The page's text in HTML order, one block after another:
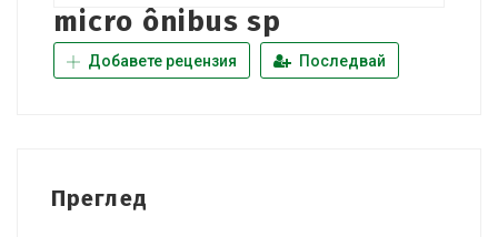
micro ônibus sp
Добавете рецензия Последвай
Преглед